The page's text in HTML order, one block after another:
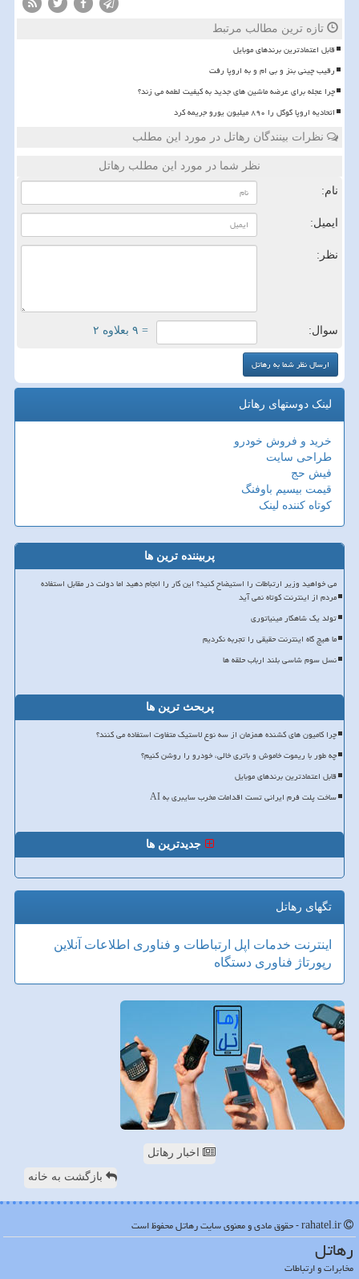
تازه ترین مطالب مرتبط
قابل اعتمادترین برندهای موبایل
رقیب چینی بنز و بی ام و به اروپا رفت
چرا عجله برای عرضه ماشین های جدید به کیفیت لطمه می زند؟
اتحادیه اروپا گوگل را ۸۹۰ میلیون یورو جریمه کرد
نظرات بینندگان رهاتل در مورد این مطلب
نظر شما در مورد این مطلب رهاتل
نام:
ایمیل:
نظر:
سوال: = ۹ بعلاوه ۲
لینک دوستهای رهاتل
خرید و فروش خودرو
طراحی سایت
فیش حج
قیمت بیسیم باوفنگ
کوتاه کننده لینک
پربیننده ترین ها
می خواهید وزیر ارتباطات را استیضاح کنید؟ این کار را انجام دهید اما دولت در مقابل استفاده
مردم از اینترنت کوتاه نمی آید
تولد یک شاهکار مینیاتوری
ما هیچ گاه اینترنت حقیقی را تجربه نکردیم
نسل سوم شاسی بلند ارباب حلقه ها
پربحث ترین ها
چرا کامیون های کشنده همزمان از سه نوع لاستیک متفاوت استفاده می کنند؟
چه طور با ریموت خاموش و باتری خالی، خودرو را روشن کنیم؟
قابل اعتمادترین برندهای موبایل
ساخت پلت فرم ایرانی تست اقدامات مخرب سایبری به AI
جدیدترین ها
تگهای رهاتل
اینترنت خدمات اپل ارتباطات و فناوری اطلاعات آنلاین
رپورتاژ فناوری دستگاه
اخبار رهاتل
بازگشت به خانه
رهاتل
مخابرات و ارتباطات